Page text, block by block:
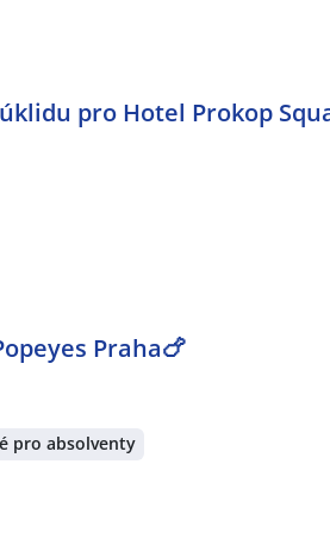
pro Hotel Prokop
Praha🍗
pro absolventy